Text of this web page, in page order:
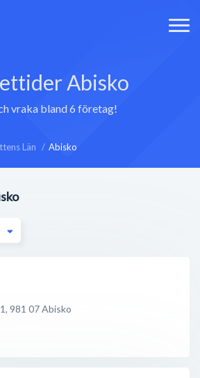
Abisko
vraka bland 6 företag!
Län Abisko
, 981 07Abisko